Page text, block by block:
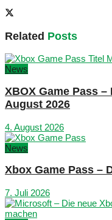
Related Posts
News
XBOX Game Pass
August 2026
4. August 2026
News
Xbox Game Pass –
7. Juli 2026